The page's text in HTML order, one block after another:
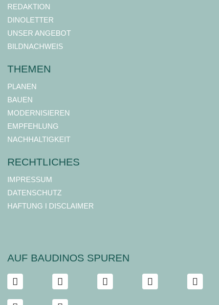
REDAKTION
DINOLETTER
UNSER ANGEBOT
BILDNACHWEIS
THEMEN
PLANEN
BAUEN
MODERNISIEREN
EMPFEHLUNG
NACHHALTIGKEIT
RECHTLICHES
IMPRESSUM
DATENSCHUTZ
HAFTUNG I DISCLAIMER
AUF BAUDINOS SPUREN